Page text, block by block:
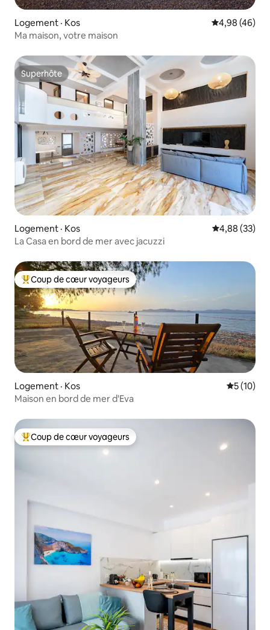
Logement · Kos Note
4,98 (46)
Ma maison, votre maison
Superhôte
Superhôte
Logement · Kos Note
4,88 (33)
La Casa en bord de mer avec jacuzzi
Coup de cœur voyageurs parmi les plus aimés
Coup de cœur voyageurs
Logement · Kos Note
5 (10)
Maison en bord de mer d'Eva
Coup de cœur voyageurs parmi les plus aimés
Coup de cœur voyageurs